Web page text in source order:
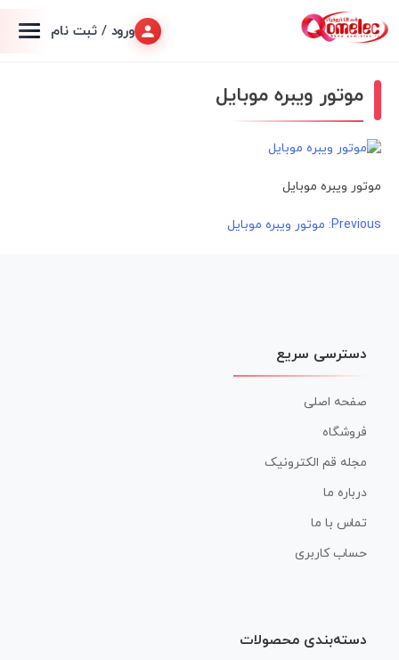
ورود / ثبت نام
موتور ویبره موبایل
موتور ویبره موبایل
راهبری
Previous: موتور ویبره موبایل
دسترسی سریع
صفحه اصلی
فروشگاه
مجله قم الکترونیک
درباره ما
تماس با ما
حساب کاربری
دسته‌بندی محصولات